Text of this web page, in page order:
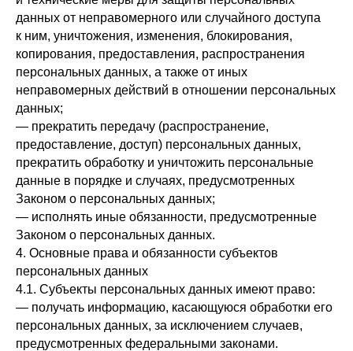
данных от неправомерного или случайного доступа
к ним, уничтожения, изменения, блокирования,
копирования, предоставления, распространения
персональных данных, а также от иных
неправомерных действий в отношении персональных
данных;
— прекратить передачу (распространение,
предоставление, доступ) персональных данных,
прекратить обработку и уничтожить персональные
данные в порядке и случаях, предусмотренных
Законом о персональных данных;
— исполнять иные обязанности, предусмотренные
Законом о персональных данных.
4. Основные права и обязанности субъектов
персональных данных
4.1. Субъекты персональных данных имеют право:
— получать информацию, касающуюся обработки его
персональных данных, за исключением случаев,
предусмотренных федеральными законами.